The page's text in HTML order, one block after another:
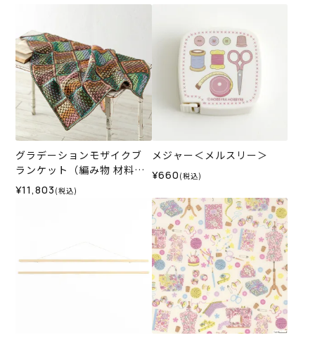
グラデーションモザイクブ
ランケット（編み物 材料セ
ット）
¥11,803 (税込)
メジャー＜メルスリー＞
¥660 (税込)